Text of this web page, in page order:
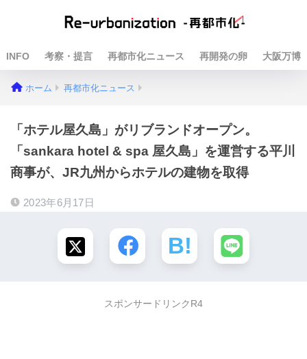
INFO 考察・提言 再都市化ニュース 再開発の卵 大阪万博
ホーム 再都市化ニュース
「ホテル屋久島」がリブランドオープン。
「sankara hotel & spa 屋久島」を運営する平川
商事が、JR九州からホテルの建物を取得
2023年6月17日
スポンサードリンクR4